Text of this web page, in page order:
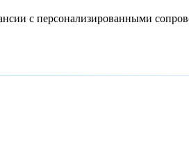
с персонализированными